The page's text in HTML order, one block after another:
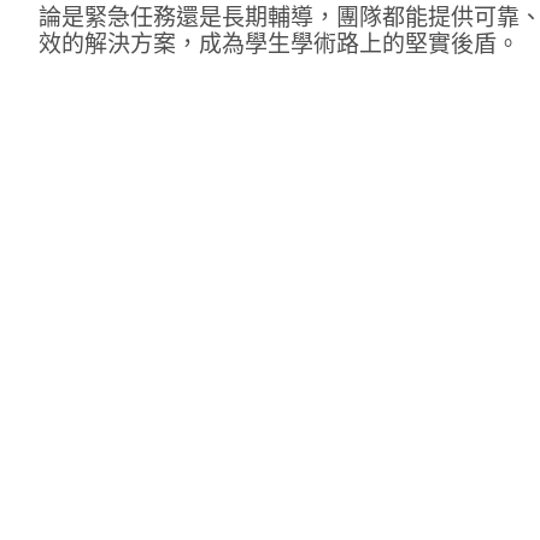
論是緊急任務還是長期輔導，團隊都能提供可靠
效的解決方案，成為學生學術路上的堅實後盾。